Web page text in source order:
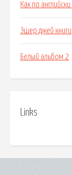
Как по
Эшер джей книги
Белый альбом 2
Links